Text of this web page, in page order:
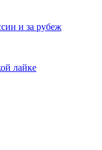
и за рубеж
лайке